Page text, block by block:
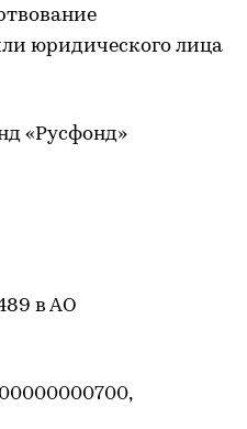
юридического лица
«Русфонд»
в АО